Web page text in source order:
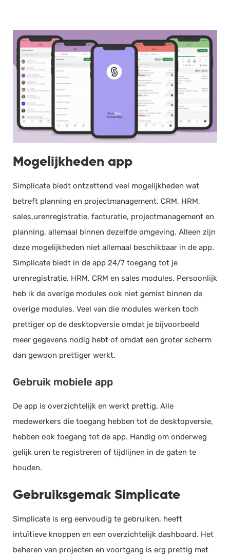
Mogelijkheden app
Simplicate biedt ontzettend veel mogelijkheden wat
betreft planning en projectmanagement. CRM, HRM,
sales,urenregistratie, facturatie, projectmanagement en
planning, allemaal binnen dezelfde omgeving. Alleen zijn
deze mogelijkheden niet allemaal beschikbaar in de app.
Simplicate biedt in de app 24/7 toegang tot je
urenregistratie, HRM, CRM en sales modules. Persoonlijk
heb ik de overige modules ook niet gemist binnen de
overige modules. Veel van die modules werken toch
prettiger op de desktopversie omdat je bijvoorbeeld
meer gegevens nodig hebt of omdat een groter scherm
dan gewoon prettiger werkt.
Gebruik mobiele app
De app is overzichtelijk en werkt prettig. Alle
medewerkers die toegang hebben tot de desktopversie,
hebben ook toegang tot de app. Handig om onderweg
gelijk uren te registreren of tijdlijnen in de gaten te
houden.
Gebruiksgemak Simplicate
Simplicate is erg eenvoudig te gebruiken, heeft
intuïtieve knoppen en een overzichtelijk dashboard. Het
beheren van projecten en voortgang is erg prettig met